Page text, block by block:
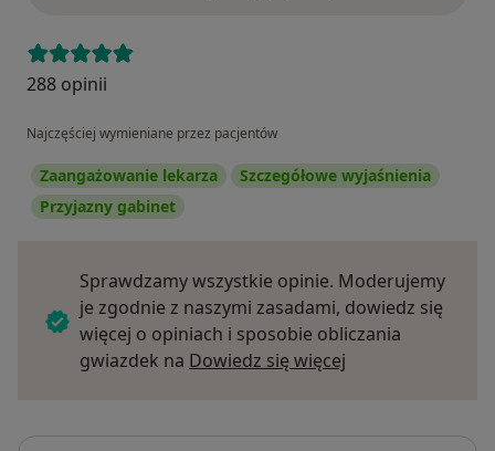
288 opinii
Najczęściej wymieniane przez pacjentów
Zaangażowanie lekarza
Szczegółowe wyjaśnienia
Przyjazny gabinet
Sprawdzamy wszystkie opinie. Moderujemy
je zgodnie z naszymi zasadami, dowiedz się
więcej o opiniach i sposobie obliczania
gwiazdek na Dowiedz się więcej